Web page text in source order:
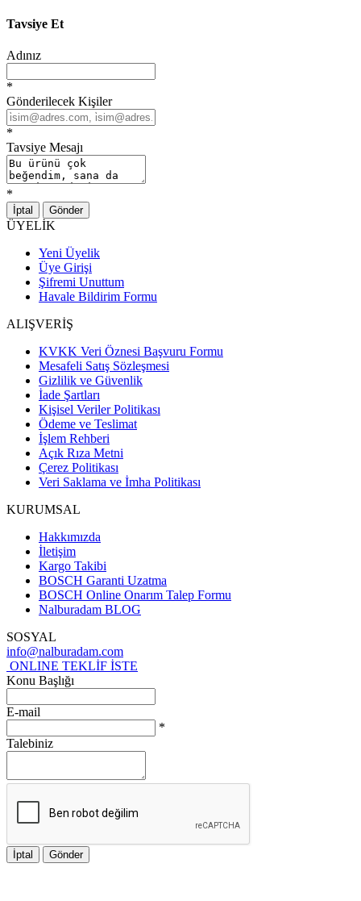
Tavsiye Et
Adınız
*
Gönderilecek Kişiler
*
Tavsiye Mesajı
*
İptal Gönder
ÜYELİK
Yeni Üyelik
Üye Girişi
Şifremi Unuttum
Havale Bildirim Formu
ALIŞVERİŞ
KVKK Veri Öznesi Başvuru Formu
Mesafeli Satış Sözleşmesi
Gizlilik ve Güvenlik
İade Şartları
Kişisel Veriler Politikası
Ödeme ve Teslimat
İşlem Rehberi
Açık Rıza Metni
Çerez Politikası
Veri Saklama ve İmha Politikası
KURUMSAL
Hakkımızda
İletişim
Kargo Takibi
BOSCH Garanti Uzatma
BOSCH Online Onarım Talep Formu
Nalburadam BLOG
SOSYAL
info@nalburadam.com
ONLINE TEKLİF İSTE
Konu Başlığı
E-mail
*
Talebiniz
İptal Gönder